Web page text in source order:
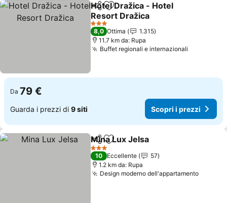
CondividiAggiungi ai preferiti
Hotel Dražica - Hotel
Resort Dražica
3 Stelle
8,0 Ottima
1.315
11.7 km da: Rupa
Buffet regionali e internazionali
Da 79 €
Guarda i prezzi di 9 siti Scopri i prezzi
CondividiAggiungi ai preferiti
Mina Lux Jelsa
3 Stelle
10 Eccellente
57
1.2 km da: Rupa
Design moderno dell'appartamento